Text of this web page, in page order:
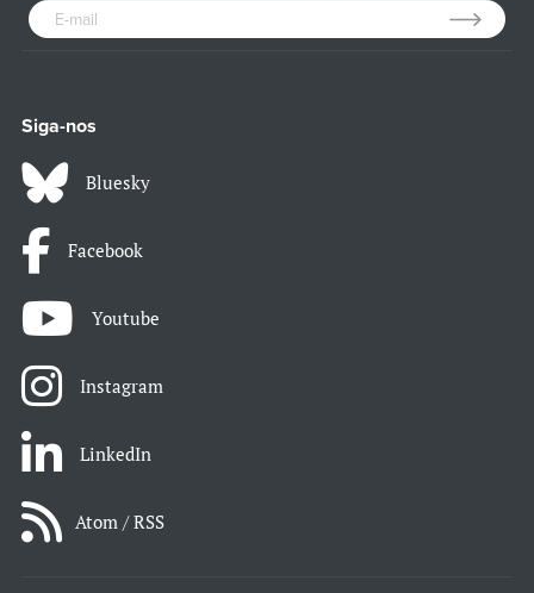
Siga-nos
Bluesky
Facebook
Youtube
Instagram
LinkedIn
Atom / RSS